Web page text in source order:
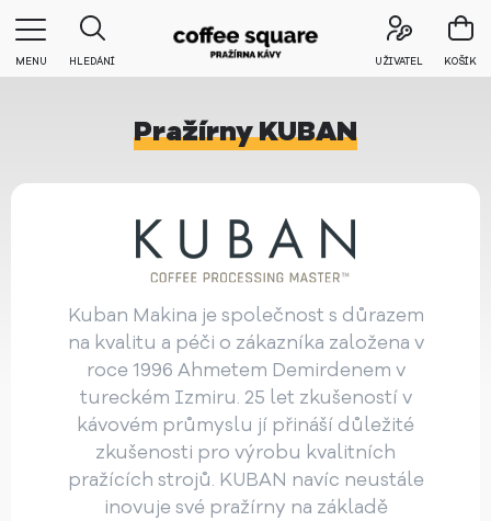
MENU HLEDÁNÍ UŽIVATEL KOŠÍK
Pražírny KUBAN
Kuban Makina je společnost s důrazem
na kvalitu a péči o zákazníka založena v
roce 1996 Ahmetem Demirdenem v
tureckém Izmiru. 25 let zkušeností v
kávovém průmyslu jí přináší důležité
zkušenosti pro výrobu kvalitních
pražících strojů. KUBAN navíc neustále
inovuje své pražírny na základě